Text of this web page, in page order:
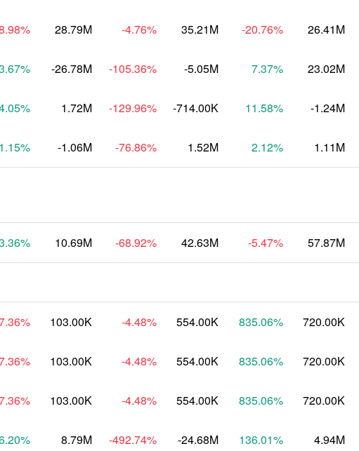
% 28.79M -4.76% 35.21M -20.76% 26.41M
% -26.78M -105.36% -5.05M 7.37% 23.02M
% 1.72M -129.96% -714.00K 11.58% -1.24M
% -1.06M -76.86% 1.52M 2.12% 1.11M
% 10.69M -68.92% 42.63M -5.47% 57.87M
% 103.00K -4.48% 554.00K 835.06% 720.00K
% 103.00K -4.48% 554.00K 835.06% 720.00K
% 103.00K -4.48% 554.00K 835.06% 720.00K
% 8.79M -492.74% -24.68M 136.01% 4.94M